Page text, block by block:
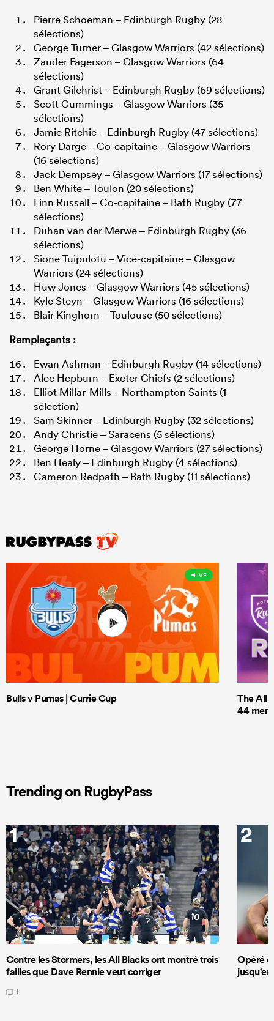
Pierre Schoeman – Edinburgh Rugby (28
sélections)
George Turner – Glasgow Warriors (42 sélections)
Zander Fagerson – Glasgow Warriors (64
sélections)
Grant Gilchrist – Edinburgh Rugby (69 sélections)
Scott Cummings – Glasgow Warriors (35
sélections)
Jamie Ritchie – Edinburgh Rugby (47 sélections)
Rory Darge – Co-capitaine – Glasgow Warriors
(16 sélections)
Jack Dempsey – Glasgow Warriors (17 sélections)
Ben White – Toulon (20 sélections)
Finn Russell – Co-capitaine – Bath Rugby (77
sélections)
Duhan van der Merwe – Edinburgh Rugby (36
sélections)
Sione Tuipulotu – Vice-capitaine – Glasgow
Warriors (24 sélections)
Huw Jones – Glasgow Warriors (45 sélections)
Kyle Steyn – Glasgow Warriors (16 sélections)
Blair Kinghorn – Toulouse (50 sélections)
Remplaçants :
Ewan Ashman – Edinburgh Rugby (14 sélections)
Alec Hepburn – Exeter Chiefs (2 sélections)
Elliot Millar-Mills – Northampton Saints (1
sélection)
Sam Skinner – Edinburgh Rugby (32 sélections)
Andy Christie – Saracens (5 sélections)
George Horne – Glasgow Warriors (27 sélections)
Ben Healy – Edinburgh Rugby (4 sélections)
Cameron Redpath – Bath Rugby (11 sélections)
LIVE
Bulls v Pumas | Currie Cup
The All
44 men
Trending on RugbyPass
1
Contre les Stormers, les All Blacks ont montré trois
failles que Dave Rennie veut corriger
1
2
Opéré